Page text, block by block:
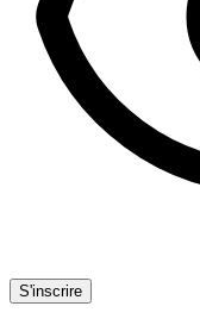
S'inscrire